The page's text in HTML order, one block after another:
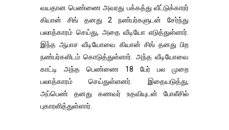
வயதான பெண்ணை அவரது பக்கத்து வீட்டுக்காரர்
கியான் சிங் தனது 2 நண்பர்களுடன் சேர்ந்து
பலாத்காரம் செய்து, அதை வீடியோ எடுத்துள்ளார்.
இந்த ஆபாச வீடியோவை கியான் சிங் தனது பிற
நண்பர்களிடம் கொடுத்துள்ளார். அந்த வீடியோவை
காட்டி அந்த பெண்ணை 18 பேர் பல முறை
பலாத்காரம் செய்துள்ளனர். இதையடுத்து,
அப்பெண் தனது கணவர் உதவியுடன் போலீசில்
புகாரளித்துள்ளார்.